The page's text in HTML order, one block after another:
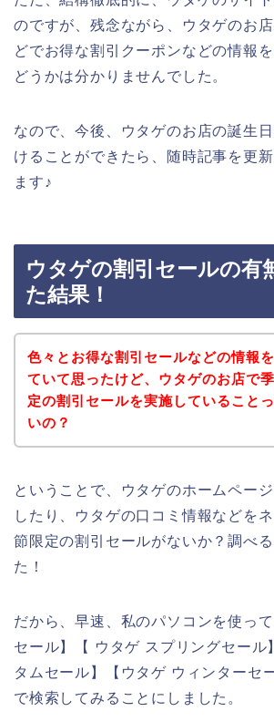
のですが、残念ながら、ウタゲのお
どでお得な割引クーポンなどの情報
どうかは分かりませんでした。
なので、今後、ウタゲのお店の誕生
けることができたら、随時記事を更
ます♪
ウタゲの割引セールの有
た結果！
色々とお得な割引セールなどの情報
ていて思ったけど、ウタゲのお店で
定の割引セールを実施していること
いの？
ということで、ウタゲのホームペー
したり、ウタゲの口コミ情報などを
節限定の割引セールがないか？調べ
た！
だから、早速、私のパソコンを使っ
セール】【 ウタゲ スプリングセール
タムセール】【ウタゲ ウィンターセ
で検索してみることにしました。